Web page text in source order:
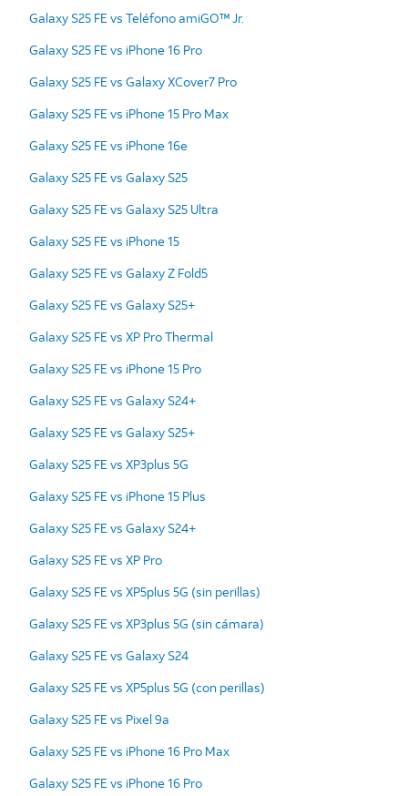
Galaxy S25 FE vs Teléfono amiGO™ Jr.
Galaxy S25 FE vs iPhone 16 Pro
Galaxy S25 FE vs Galaxy XCover7 Pro
Galaxy S25 FE vs iPhone 15 Pro Max
Galaxy S25 FE vs iPhone 16e
Galaxy S25 FE vs Galaxy S25
Galaxy S25 FE vs Galaxy S25 Ultra
Galaxy S25 FE vs iPhone 15
Galaxy S25 FE vs Galaxy Z Fold5
Galaxy S25 FE vs Galaxy S25+
Galaxy S25 FE vs XP Pro Thermal
Galaxy S25 FE vs iPhone 15 Pro
Galaxy S25 FE vs Galaxy S24+
Galaxy S25 FE vs Galaxy S25+
Galaxy S25 FE vs XP3plus 5G
Galaxy S25 FE vs iPhone 15 Plus
Galaxy S25 FE vs Galaxy S24+
Galaxy S25 FE vs XP Pro
Galaxy S25 FE vs XP5plus 5G (sin perillas)
Galaxy S25 FE vs XP3plus 5G (sin cámara)
Galaxy S25 FE vs Galaxy S24
Galaxy S25 FE vs XP5plus 5G (con perillas)
Galaxy S25 FE vs Pixel 9a
Galaxy S25 FE vs iPhone 16 Pro Max
Galaxy S25 FE vs iPhone 16 Pro